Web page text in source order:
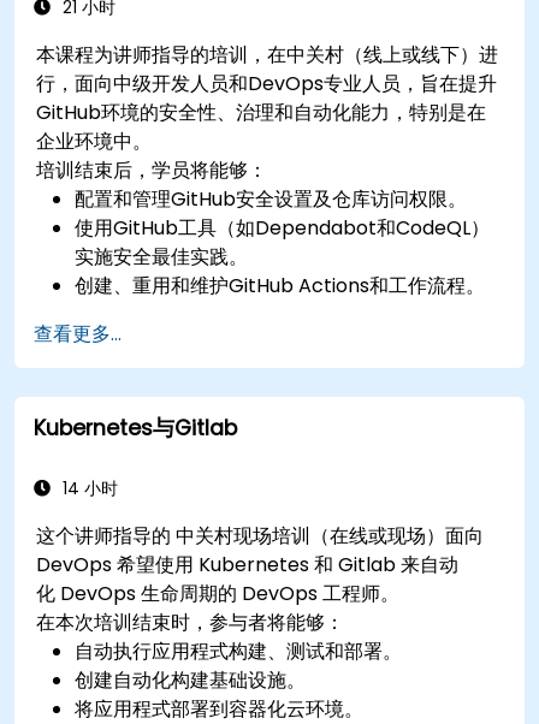
21 小时
本课程为讲师指导的培训，在中关村（线上或线下）进
行，面向中级开发人员和DevOps专业人员，旨在提升
GitHub环境的安全性、治理和自动化能力，特别是在
企业环境中。
培训结束后，学员将能够：
配置和管理GitHub安全设置及仓库访问权限。
使用GitHub工具（如Dependabot和CodeQL）
实施安全最佳实践。
创建、重用和维护GitHub Actions和工作流程。
查看更多...
Kubernetes与Gitlab
14 小时
这个讲师指导的 中关村现场培训（在线或现场）面向
DevOps 希望使用 Kubernetes 和 Gitlab 来自动
化 DevOps 生命周期的 DevOps 工程师。
在本次培训结束时，参与者将能够：
自动执行应用程式构建、测试和部署。
创建自动化构建基础设施。
将应用程式部署到容器化云环境。